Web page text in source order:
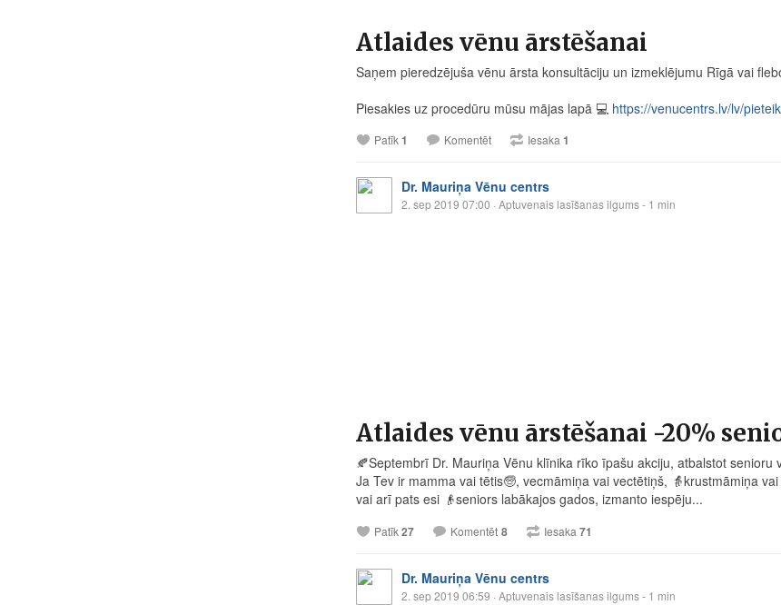
Atlaides vēnu ārstēšanai
Saņem pieredzējuša vēnu ārsta konsultāciju un izmeklējumu Rīgā vai
Piesakies uz procedūru mūsu mājas lapā 💻 https://venucentrs.lv/lv/
Patīk1 Komentēt Iesaka1
Dr. Mauriņa Vēnu centrs
2. sep 2019 07:00 · Aptuvenais lasīšanas ilgums - 1 min
Atlaides vēnu ārstēšanai -20%
🍂Septembrī Dr. Mauriņa Vēnu klīnika rīko īpašu akciju, atbalstot senioru
Ja Tev ir mamma vai tētis🧓, vecmāmiņa vai vectētiņš, 👵krustmāmiņa
vai arī pats esi 👴seniors labākajos gados, izmanto iespēju...
Patīk27 Komentēt 8 Iesaka 71
Dr. Mauriņa Vēnu centrs
2. sep 2019 06:59 · Aptuvenais lasīšanas ilgums - 1 min